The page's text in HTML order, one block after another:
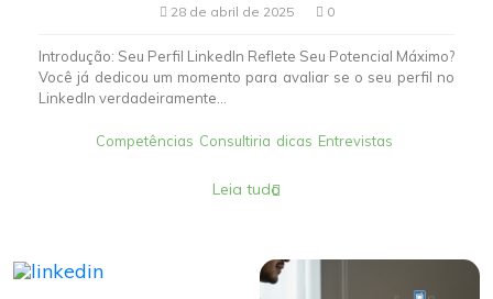
28 de abril de 2025 0
Introdução: Seu Perfil LinkedIn Reflete Seu Potencial Máximo?
Você já dedicou um momento para avaliar se o seu perfil no
LinkedIn verdadeiramente...
Competências Consultiria dicas Entrevistas
Leia tudo